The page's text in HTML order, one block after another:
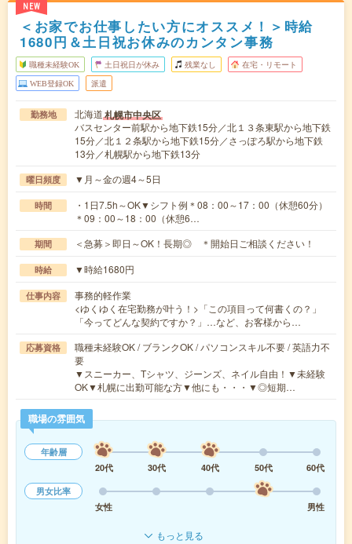
NEW
＜お家でお仕事したい方にオススメ！＞時給
1680円＆土日祝お休みのカンタン事務
職種未経験OK 土日祝日が休み 残業なし 在宅・リモート
WEB登録OK 派遣
勤務地 北海道札幌市中央区
バスセンター前駅から地下鉄15分／北１３条東駅から地下鉄
15分／北１２条駅から地下鉄15分／さっぽろ駅から地下鉄
13分／札幌駅から地下鉄13分
曜日頻度 ▼月～金の週4～5日
時間
・1日7.5h～OK▼シフト例＊08：00～17：00（休憩60分）
＊09：00～18：00（休憩6…
期間 ＜急募＞即日～OK！長期◎ ＊開始日ご相談ください！
時給 ▼時給1680円
仕事内容
事務的軽作業
<ゆくゆく在宅勤務が叶う！>「この項目って何書くの？」
「今ってどんな契約ですか？」…など、お客様から…
応募資格
職種未経験OK / ブランクOK / パソコンスキル不要 / 英語力不
要
▼スニーカー、Tシャツ、ジーンズ、ネイル自由！▼未経験
OK▼札幌に出勤可能な方▼他にも・・・▼◎短期…
職場の雰囲気
年齢層
20代
30代 40代 50代
60代
男女比率
女性
男性
もっと見る